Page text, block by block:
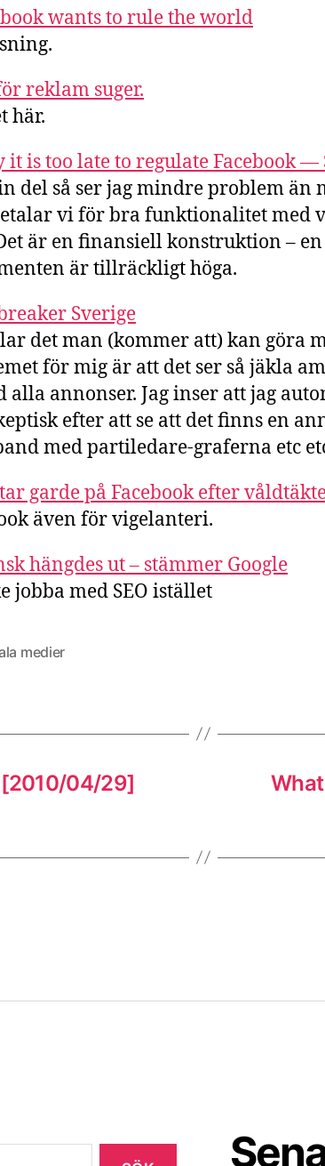
wants to rule the world
reklam suger.
här.
it is too late to regulate Facebook —
del så ser jag mindre problem än
vi för bra funktionalitet med
är en finansiell konstruktion –
är tillräckligt höga.
Sverige
det man (kommer att) kan göra
för mig är att det ser så jäkla
alla annonser. Jag inser att jag
efter att se att det finns en
med partiledare-graferna etc
garde på Facebook efter
även för vigelanteri.
hängdes ut – stämmer Google
jobba med SEO istället
medier
[2010/04/29]